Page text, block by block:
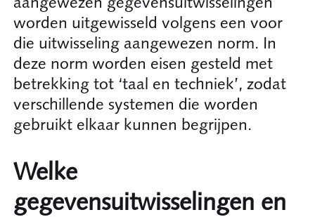
worden uitgewisseld volgens een voor
die uitwisseling aangewezen norm. In
deze norm worden eisen gesteld met
betrekking tot ‘taal en techniek’, zodat
verschillende systemen die worden
gebruikt elkaar kunnen begrijpen.
Welke
gegevensuitwisselingen en